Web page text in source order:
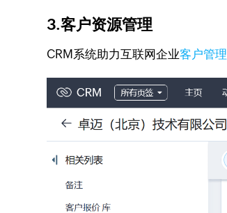
3.客户资源管理
CRM系统助力互联网企业客户管理